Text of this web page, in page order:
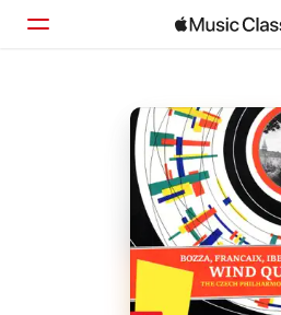
Startseite
Entdecken